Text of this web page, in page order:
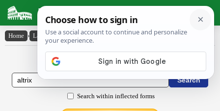
Latin Dictionary
Home › Latin-English › altrix
Latin to English Dictionary
Search within inflected forms